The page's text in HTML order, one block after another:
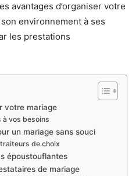
avantages d’organiser votre
environnement à ses
les prestations
votre mariage
à vos besoins
un mariage sans souci
de choix
époustouflantes
de mariage